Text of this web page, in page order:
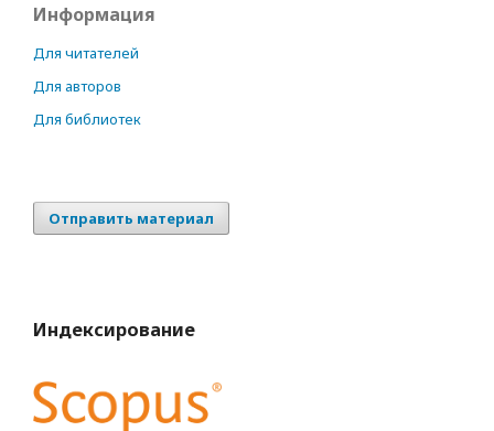
Информация
Для читателей
Для авторов
Для библиотек
Отправить материал
Индексирование